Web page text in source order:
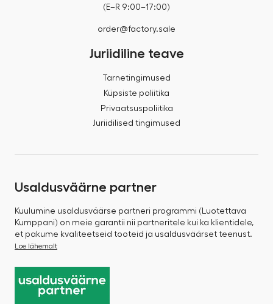
(E–R 9:00–17:00)
order@factory.sale
Juriidiline teave
Tarnetingimused
Küpsiste poliitika
Privaatsuspoliitika
Juriidilised tingimused
Usaldusväärne partner
Kuulumine usaldusväärse partneri programmi (Luotettava
Kumppani) on meie garantii nii partneritele kui ka klientidele,
et pakume kvaliteetseid tooteid ja usaldusväärset teenust.
Loe lähemalt